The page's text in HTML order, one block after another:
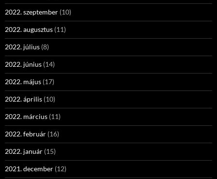
2022. szeptember (10)
2022. augusztus (11)
2022. július (8)
2022. június (14)
2022. május (17)
2022. április (10)
2022. március (11)
2022. február (16)
2022. január (15)
2021. december (12)